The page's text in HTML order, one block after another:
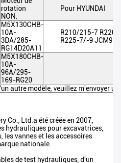
rotation
NON.
Pour HYUNDAI
M5X130CHB-
10A-
3DA/285-
RG14D20A11
R210/215-7 R220-
R225-7/-9 JCM921
M5X180CHB-
10A-
96A/295-
169-RG20
autre modèle, veuillez m'envoyer
Co., Ltd.a été créée en 2007,
hydrauliques pour excavatrices,
les vannes et les accessoires
nationale.
de test hydrauliques, d'un